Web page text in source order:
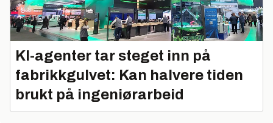
KI-agenter tar steget inn på
fabrikkgulvet: Kan halvere tiden
brukt på ingeniørarbeid